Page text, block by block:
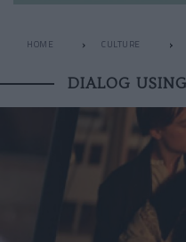
HOME CULTURE
DIALOG